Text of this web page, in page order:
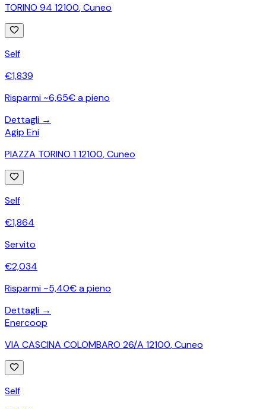
TORINO 94 12100,Cuneo
Self
€1,839
Risparmi ~6,65€ a pieno
Dettagli →
Agip Eni
PIAZZA TORINO 1 12100,Cuneo
Self
€1,864
Servito
€2,034
Risparmi ~5,40€ a pieno
Dettagli →
Enercoop
VIA CASCINA COLOMBARO 26/A 12100,Cuneo
Self